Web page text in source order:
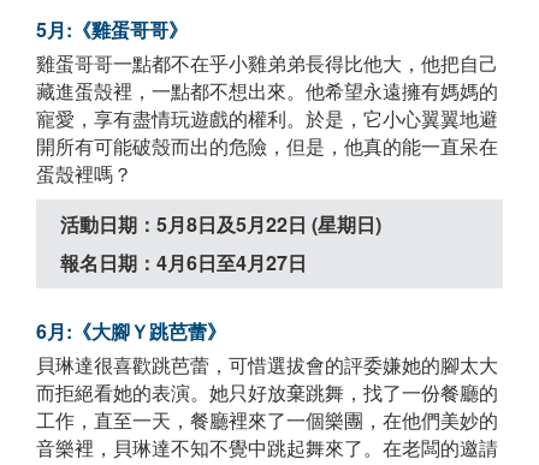
5月:《雞蛋哥哥》
雞蛋哥哥一點都不在乎小雞弟弟長得比他大，他把自己
藏進蛋殼裡，一點都不想出來。他希望永遠擁有媽媽的
寵愛，享有盡情玩遊戲的權利。於是，它小心翼翼地避
開所有可能破殼而出的危險，但是，他真的能一直呆在
蛋殼裡嗎？
活動日期：5月8日及5月22日 (星期日)
報名日期：4月6日至4月27日
6月:《大腳Ｙ跳芭蕾》
貝琳達很喜歡跳芭蕾，可惜選拔會的評委嫌她的腳太大
而拒絕看她的表演。她只好放棄跳舞，找了一份餐廳的
工作，直至一天，餐廳裡來了一個樂團，在他們美妙的
音樂裡，貝琳達不知不覺中跳起舞來了。在老闆的邀請